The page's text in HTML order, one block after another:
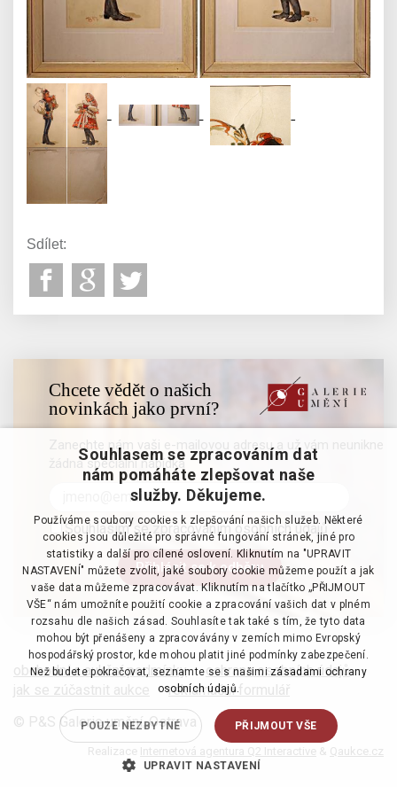
Sdílet:
Chcete vědět o našich
novinkách jako první?
Zanechte nám vaši e-mailovou adresu a už vám neunikne
žádná speciální nabídka
Souhlasím se zpracováním osobních údajů
obchodní a aukční podmínky · ochrana osobních údajů ·
jak se zúčastnit aukce · reklamační formulář
© P&S Galerie umění, Ostrava
Realizace Internetová agentura Q2 Interactive & Qaukce.cz
Souhlasem se zpracováním dat
nám pomáháte zlepšovat naše
služby. Děkujeme.
Používáme soubory cookies k zlepšování našich služeb. Některé
cookies jsou důležité pro správné fungování stránek, jiné pro
statistiky a další pro cílené oslovení. Kliknutím na "UPRAVIT
NASTAVENÍ" můžete zvolit, jaké soubory cookie můžeme použít a jak
vaše data můžeme zpracovávat. Kliknutím na tlačítko „PŘIJMOUT
VŠE“ nám umožníte použití cookie a zpracování vašich dat v plném
rozsahu dle našich zásad. Souhlasíte tak také s tím, že tyto data
mohou být přenášeny a zpracovávány v zemích mimo Evropský
hospodářský prostor, kde mohou platit jiné podmínky zabezpečení.
Než budete pokračovat, seznamte se s našimizásadami ochrany
osobních údajů.
PŘIJMOUT VŠE
POUZE NEZBYTNÉ
UPRAVIT NASTAVENÍ